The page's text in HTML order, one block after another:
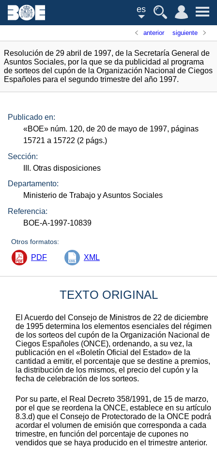
es
anterior siguiente
Resolución de 29 abril de 1997, de la Secretaría General de
Asuntos Sociales, por la que se da publicidad al programa
de sorteos del cupón de la Organización Nacional de Ciegos
Españoles para el segundo trimestre del año 1997.
Publicado en:
«BOE» núm. 120, de 20 de mayo de 1997, páginas
15721 a 15722 (2 págs.)
Sección:
III. Otras disposiciones
Departamento:
Ministerio de Trabajo y Asuntos Sociales
Referencia:
BOE-A-1997-10839
Otros formatos:
PDF XML
TEXTO ORIGINAL
El Acuerdo del Consejo de Ministros de 22 de diciembre
de 1995 determina los elementos esenciales del régimen
de los sorteos del cupón de la Organización Nacional de
Ciegos Españoles (ONCE), ordenando, a su vez, la
publicación en el «Boletín Oficial del Estado» de la
cantidad a emitir, el porcentaje que se destine a premios,
la distribución de los mismos, el precio del cupón y la
fecha de celebración de los sorteos.
Por su parte, el Real Decreto 358/1991, de 15 de marzo,
por el que se reordena la ONCE, establece en su artículo
8.3.d) que el Consejo de Protectorado de la ONCE podrá
acordar el volumen de emisión que corresponda a cada
trimestre, en función del porcentaje de cupones no
vendidos que se haya producido en el trimestre anterior.